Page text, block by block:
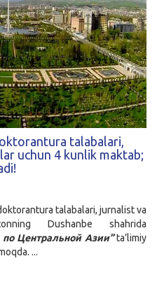
talabalari,
uchun 4 kunlik maktab;
talabalari, jurnalist va
Dushanbe shahrida
по Центральной Азии”ta’limiy
...